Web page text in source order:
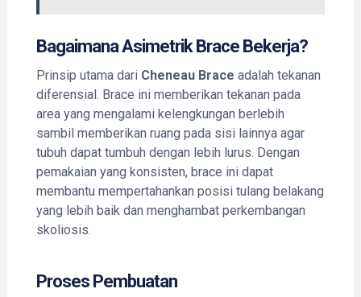
Bagaimana Asimetrik Brace Bekerja?
Prinsip utama dari Cheneau Brace adalah tekanan
diferensial. Brace ini memberikan tekanan pada
area yang mengalami kelengkungan berlebih
sambil memberikan ruang pada sisi lainnya agar
tubuh dapat tumbuh dengan lebih lurus. Dengan
pemakaian yang konsisten, brace ini dapat
membantu mempertahankan posisi tulang belakang
yang lebih baik dan menghambat perkembangan
skoliosis.
Proses Pembuatan